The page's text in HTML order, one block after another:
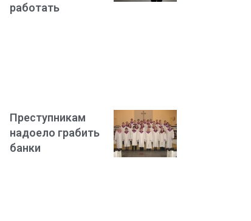
работать
Преступникам
надоело грабить
банки